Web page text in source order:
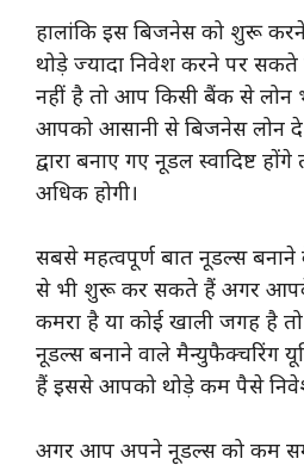
हालांकि इस बिजनेस को शुरू
थोड़े ज्यादा निवेश करने पर
नहीं है तो आप किसी बैंक से
आपको आसानी से बिजनेस लोन
द्वारा बनाए गए नूडल स्वादिष्ट
अधिक होगी।
सबसे महत्वपूर्ण बात नूडल्स
से भी शुरू कर सकते हैं अगर
कमरा है या कोई खाली जगह है
नूडल्स बनाने वाले मैन्युफैक्चरिंग
हैं इससे आपको थोड़े कम पैसे
अगर आप अपने नूडल्स को कम